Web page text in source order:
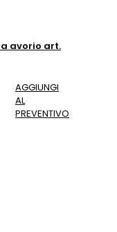
avorio art.
AGGIUNGI
AL
PREVENTIVO